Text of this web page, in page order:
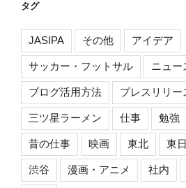
タグ
JASIPA その他 アイデア
サッカー・フットサル ニュー
ブログ活用方法 プレスリリー
三ツ星ラーメン 仕事 勉強
昔の仕事 映画 東北 東
渋谷 漫画・アニメ 社内